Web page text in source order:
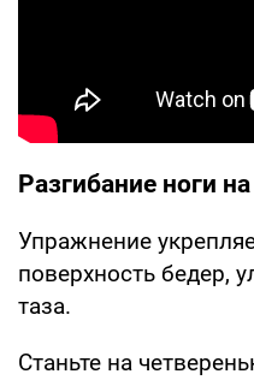
Разгибание ноги
Упражнение
поверхность бедер,
таза.
Станьте на